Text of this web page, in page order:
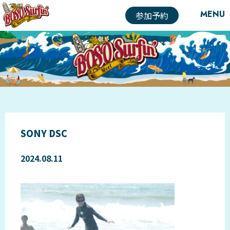
参加予約 MENU
SONY DSC
2024.08.11